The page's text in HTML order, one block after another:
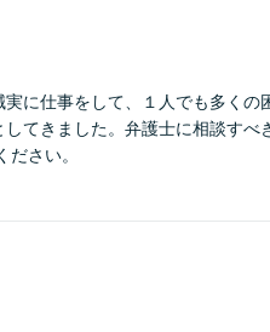
実に仕事をして、１人でも多く
てきました。弁護士に相談す
さい。